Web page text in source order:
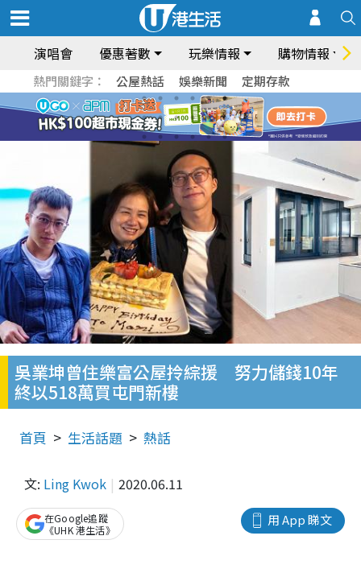
演唱會 優惠著數 玩樂情報 購物情報
熱門關鍵字： 公屋熱話 娛樂新聞 定期存款
吳業坤曾住樂富公屋拎綜援 努力儲錢10年
終以518萬買屯門新樓
首頁 生活話題 熱話
文: Ling Kwok 2020.06.11
用 App 睇文
在Google追蹤
《UHK 港生活》